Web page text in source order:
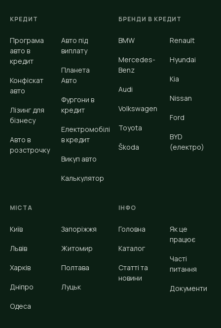
КРЕДИТ
Програма
авто в
кредит
Конфіскат
авто
Лізинг для
бізнесу
Авто в
розстрочку
Авто під
виплату
Планета
Авто
Фургони в
кредит
Електромобілі
в кредит
Викуп авто
Калькулятор
БРЕНДИ В КРЕДИТ
BMW
Mercedes-
Benz
Audi
Volkswagen
Toyota
Škoda
Renault
Hyundai
Kia
Nissan
Ford
BYD
(електро)
МІСТА
Київ
Львів
Харків
Дніпро
Одеса
Запоріжжя
Житомир
Полтава
Луцьк
ІНФО
Головна
Каталог
Статті та
новини
Як це
працює
Часті
питання
Документи